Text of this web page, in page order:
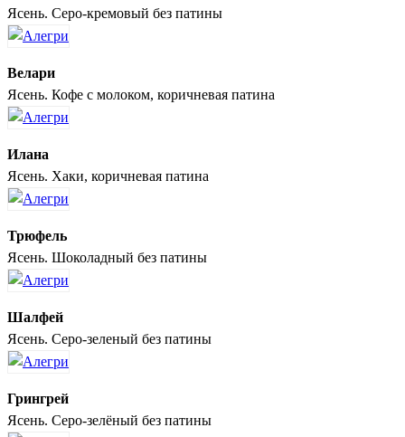
Ясень. Серо-кремовый без патины
Велари
Ясень. Кофе с молоком, коричневая патина
Илана
Ясень. Хаки, коричневая патина
Трюфель
Ясень. Шоколадный без патины
Шалфей
Ясень. Серо-зеленый без патины
Грингрей
Ясень. Серо-зелёный без патины